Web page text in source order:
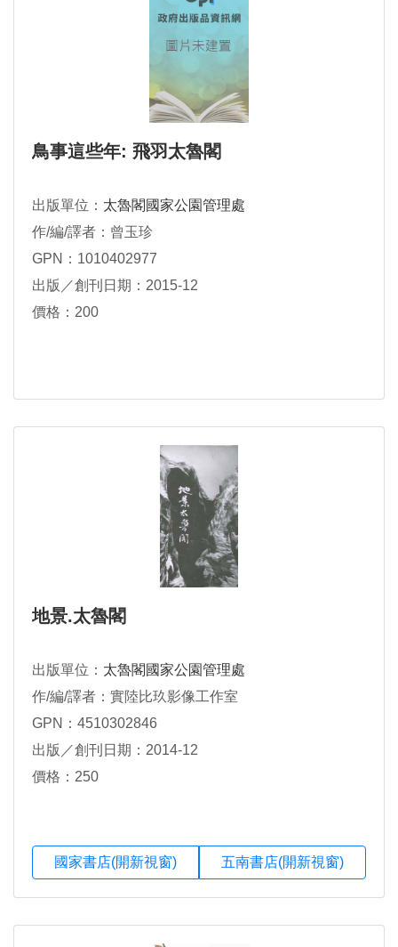
鳥事這些年: 飛羽太魯閣
出版單位： 太魯閣國家公園管理處
作/編/譯者：曾玉珍
GPN：1010402977
出版／創刊日期：2015-12
價格：200
地景.太魯閣
出版單位： 太魯閣國家公園管理處
作/編/譯者：實陸比玖影像工作室
GPN：4510302846
出版／創刊日期：2014-12
價格：250
國家書店(開新視窗) 五南書店(開新視窗)